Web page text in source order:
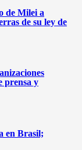
de Milei a
de su ley de
prensa y
en Brasil;